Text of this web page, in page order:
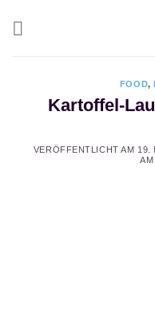
FOOD,
Kartoffel-
VERÖFFENTLICHT AM 19.
AM